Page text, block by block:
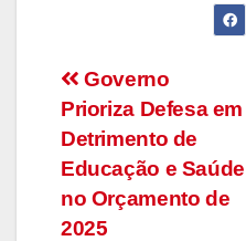
Navegação
de
artigos
Governo
Prioriza Defesa em
Detrimento de
Educação e Saúde
no Orçamento de
2025